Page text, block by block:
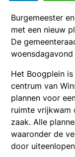
Burgemeester
met een nieuw
De
Het Boogplein
centrum van
plannen voor
ruimte vrijkwam
zaak. Alle
waaronder de
door